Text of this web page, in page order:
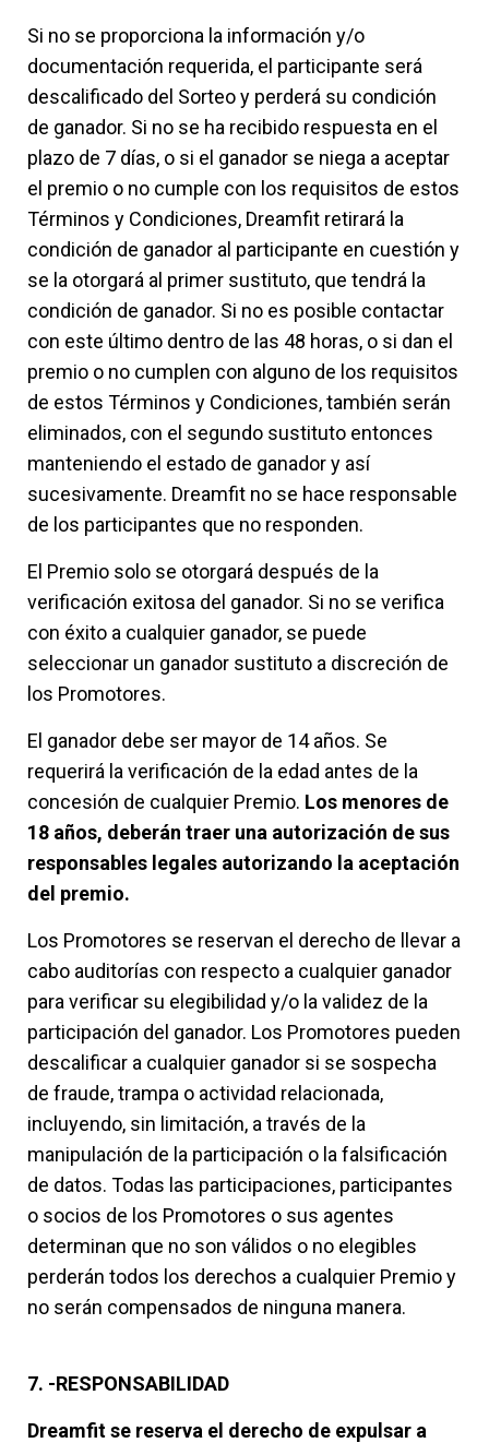
Si no se proporciona la información y/o
documentación requerida, el participante será
descalificado del Sorteo y perderá su condición
de ganador. Si no se ha recibido respuesta en el
plazo de 7 días, o si el ganador se niega a aceptar
el premio o no cumple con los requisitos de estos
Términos y Condiciones, Dreamfit retirará la
condición de ganador al participante en cuestión y
se la otorgará al primer sustituto, que tendrá la
condición de ganador. Si no es posible contactar
con este último dentro de las 48 horas, o si dan el
premio o no cumplen con alguno de los requisitos
de estos Términos y Condiciones, también serán
eliminados, con el segundo sustituto entonces
manteniendo el estado de ganador y así
sucesivamente. Dreamfit no se hace responsable
de los participantes que no responden.
El Premio solo se otorgará después de la
verificación exitosa del ganador. Si no se verifica
con éxito a cualquier ganador, se puede
seleccionar un ganador sustituto a discreción de
los Promotores.
El ganador debe ser mayor de 14 años. Se
requerirá la verificación de la edad antes de la
concesión de cualquier Premio. Los menores de
18 años, deberán traer una autorización de sus
responsables legales autorizando la aceptación
del premio.
Los Promotores se reservan el derecho de llevar a
cabo auditorías con respecto a cualquier ganador
para verificar su elegibilidad y/o la validez de la
participación del ganador. Los Promotores pueden
descalificar a cualquier ganador si se sospecha
de fraude, trampa o actividad relacionada,
incluyendo, sin limitación, a través de la
manipulación de la participación o la falsificación
de datos. Todas las participaciones, participantes
o socios de los Promotores o sus agentes
determinan que no son válidos o no elegibles
perderán todos los derechos a cualquier Premio y
no serán compensados de ninguna manera.
7. -RESPONSABILIDAD
Dreamfit se reserva el derecho de expulsar a